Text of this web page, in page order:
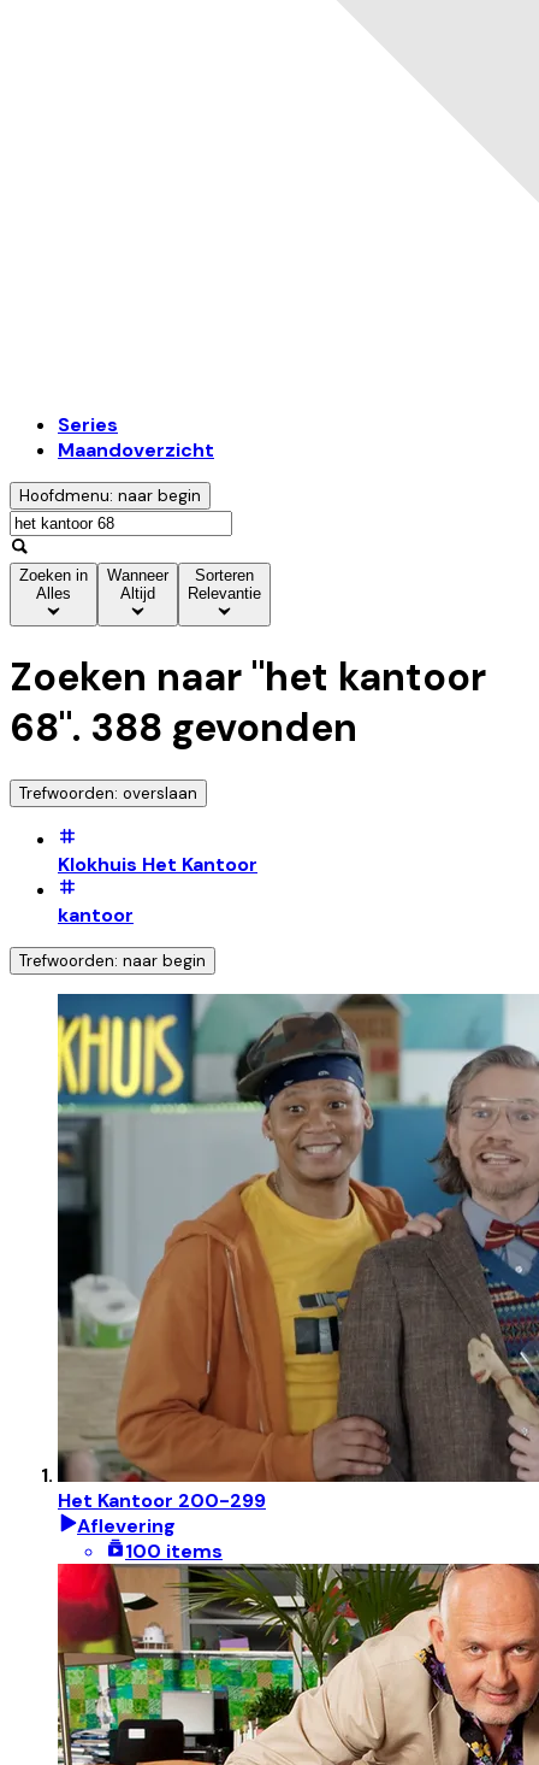
Series
Maandoverzicht
Hoofdmenu: naar begin
Zoeken in
Alles
Wanneer
Altijd
Sorteren
Relevantie
Zoeken naar "het kantoor
68". 388 gevonden
Trefwoorden: overslaan
Klokhuis Het Kantoor
kantoor
Trefwoorden: naar begin
Het Kantoor 200-299
Aflevering
100 items